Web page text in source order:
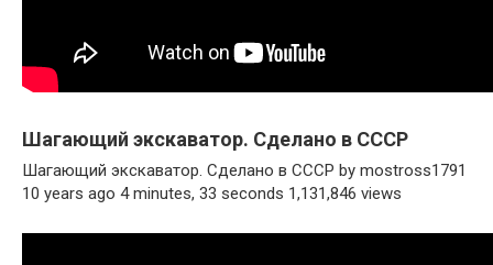
Шагающий экскаватор. Сделано в СССР
Шагающий экскаватор. Сделано в СССР by mostross1791
10 years ago 4 minutes, 33 seconds 1,131,846 views